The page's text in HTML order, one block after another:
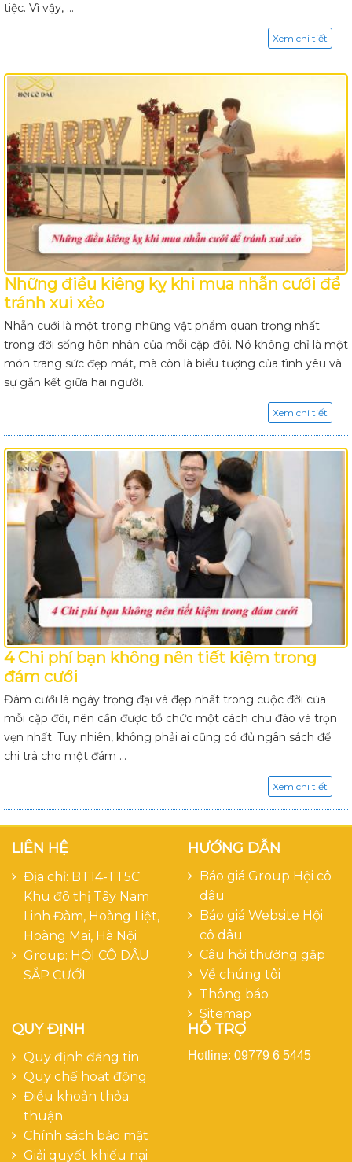
tiệc. Vì vậy, ...
Xem chi tiết
Những điều kiêng kỵ khi mua nhẫn cưới để
tránh xui xẻo
Nhẫn cưới là một trong những vật phẩm quan trọng nhất
trong đời sống hôn nhân của mỗi cặp đôi. Nó không chỉ là một
món trang sức đẹp mắt, mà còn là biểu tượng của tình yêu và
sự gắn kết giữa hai người.
Xem chi tiết
4 Chi phí bạn không nên tiết kiệm trong
đám cưới
Đám cưới là ngày trọng đại và đẹp nhất trong cuộc đời của
mỗi cặp đôi, nên cần được tổ chức một cách chu đáo và trọn
vẹn nhất. Tuy nhiên, không phải ai cũng có đủ ngân sách để
chi trả cho một đám ...
Xem chi tiết
LIÊN HỆ
Địa chỉ: BT14-TT5C
Khu đô thị Tây Nam
Linh Đàm, Hoàng Liệt,
Hoàng Mai, Hà Nội
Group: HỘI CÔ DÂU
SẮP CƯỚI
HƯỚNG DẪN
Báo giá Group Hội cô
dâu
Báo giá Website Hội
cô dâu
Câu hỏi thường gặp
Về chúng tôi
Thông báo
Sitemap
QUY ĐỊNH
Quy định đăng tin
Quy chế hoạt động
Điều khoản thỏa
thuận
Chính sách bảo mật
Giải quyết khiếu nại
HỖ TRỢ
Hotline: 09779 6 5445